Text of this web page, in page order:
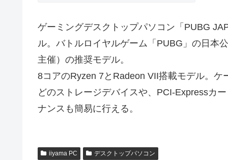
ゲーミングデスクトップパソコン「PUBG
ル。バトルロイヤルゲーム「PUBG」の日本
主催）の推奨モデル。
8コアのRyzen 7とRadeon VII搭載モデル。
どのストレージデバイスや、PCI-Expressカ
ナンスも簡易に行える。
iiyama PC デスクトップパソコン